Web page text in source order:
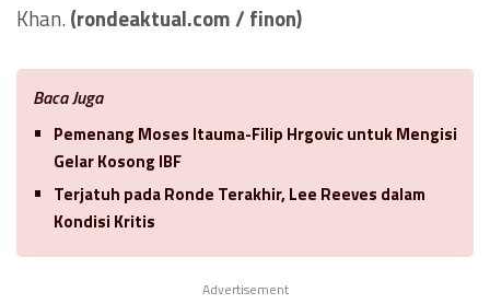
Khan.(rondeaktual.com / finon)
Baca Juga
Pemenang Moses Itauma-Filip Hrgovic untuk Mengisi
Gelar Kosong IBF
Terjatuh pada Ronde Terakhir, Lee Reeves dalam
Kondisi Kritis
Advertisement